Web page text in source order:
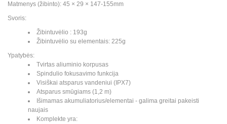
Matmenys (žibinto): 45 × 29 × 147-155mm
Svoris:
Žibintuvėlio : 193g
Žibintuvėlio su elementais: 225g
Ypatybės:
Tvirtas aliuminio korpusas
Spindulio fokusavimo funkcija
Visiškai atsparus vandeniui (IPX7)
Atsparus smūgiams (1,2 m)
Išimamas akumuliatorius/elementai - galima greitai pakeisti
naujais
Komplekte yra: